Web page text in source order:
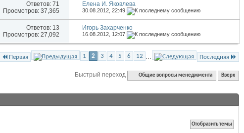
Ответов: 71
Просмотров: 37,365
Елена И. Яковлева
30.08.2012,22:49
Ответов: 13
Просмотров: 27,092
Игорь Захарченко
16.08.2012, 12:07
Первая 1 2 3 4 5 6 12 ... Последняя
Быстрый переход Общие вопросы менеджмента Вверх